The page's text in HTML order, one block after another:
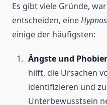
Es gibt viele Gründe,
entscheiden, eine
einige der häufigsten:
Ängste und
hilft, die Ursachen
identifizieren und
Unterbewusstsein